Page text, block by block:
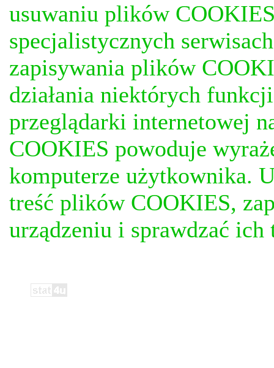
usuwaniu plików
specjalistycznych
zapisywania plików
działania niektórych
przeglądarki internetowej
COOKIES powoduje
komputerze użytkownika.
treść plików COOKIES,
urządzeniu i sprawdzać ich